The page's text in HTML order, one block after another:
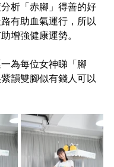
析「赤腳」得善的好
有助血氣運行，所以
增強健康運勢。
為每位女神睇「腳
韻雙腳似有錢人可以